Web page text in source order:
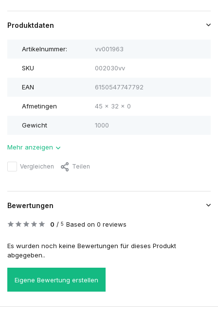
Produktdaten
Artikelnummer: vv001963
SKU 002030vv
EAN 6150547747792
Afmetingen 45 x 32 x 0
Gewicht 1000
Mehr anzeigen
Vergleichen Teilen
Bewertungen
0 / 5 Based on 0 reviews
Es wurden noch keine Bewertungen für dieses Produkt
abgegeben..
Eigene Bewertung erstellen